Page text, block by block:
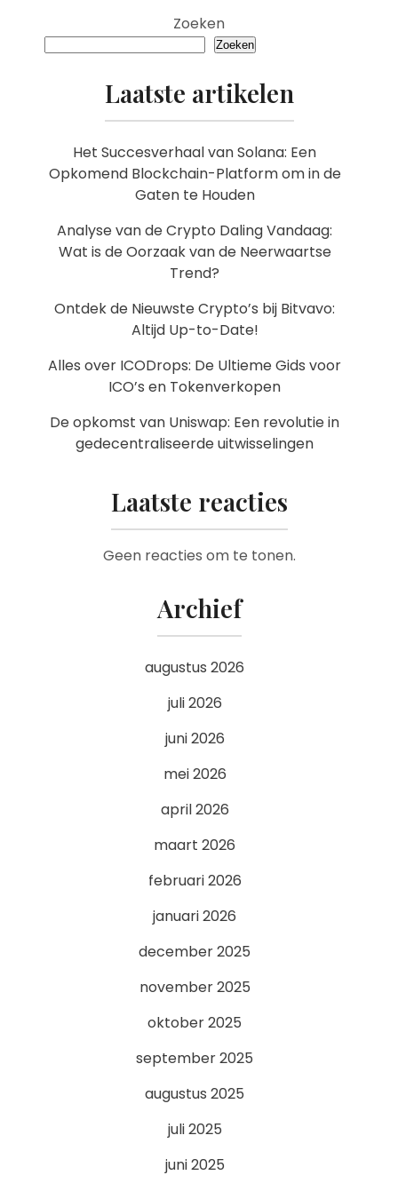
Zoeken
Zoeken
Laatste artikelen
Het Succesverhaal van Solana: Een
Opkomend Blockchain-Platform om in de
Gaten te Houden
Analyse van de Crypto Daling Vandaag:
Wat is de Oorzaak van de Neerwaartse
Trend?
Ontdek de Nieuwste Crypto’s bij Bitvavo:
Altijd Up-to-Date!
Alles over ICODrops: De Ultieme Gids voor
ICO’s en Tokenverkopen
De opkomst van Uniswap: Een revolutie in
gedecentraliseerde uitwisselingen
Laatste reacties
Geen reacties om te tonen.
Archief
augustus 2026
juli 2026
juni 2026
mei 2026
april 2026
maart 2026
februari 2026
januari 2026
december 2025
november 2025
oktober 2025
september 2025
augustus 2025
juli 2025
juni 2025